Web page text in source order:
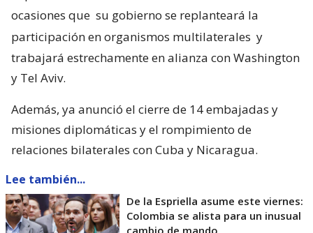
ocasiones que su gobierno se replanteará la
participación en organismos multilaterales y
trabajará estrechamente en alianza con Washington
y Tel Aviv.
Además, ya anunció el cierre de 14 embajadas y
misiones diplomáticas y el rompimiento de
relaciones bilaterales con Cuba y Nicaragua.
Lee también...
De la Espriella asume este viernes:
Colombia se alista para un inusual